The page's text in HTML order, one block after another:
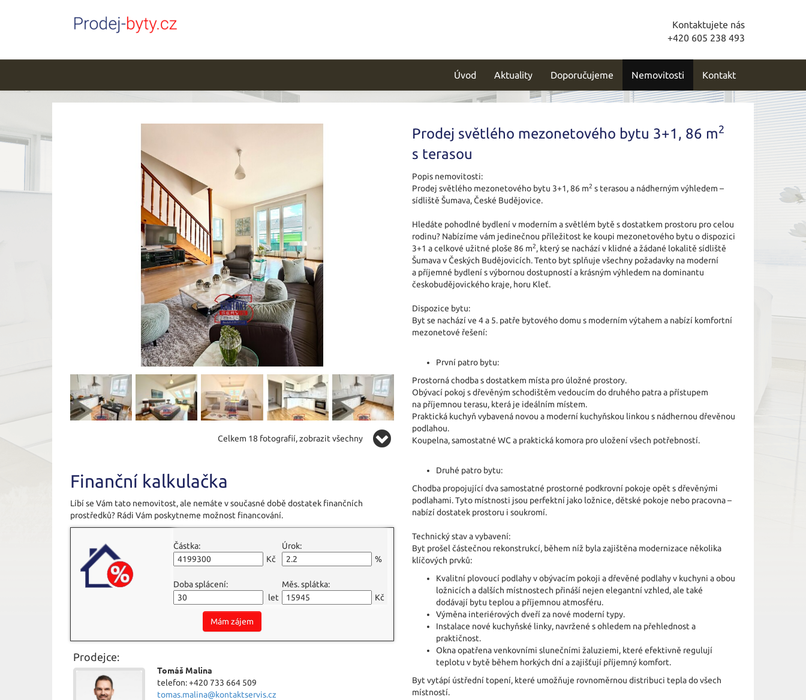
Kontaktujete nás
+420 605 238 493
Úvod Aktuality Doporučujeme Nemovitosti Kontakt
Celkem 18 fotografií, zobrazit všechny
Finanční kalkulačka
Líbí se Vám tato nemovitost, ale nemáte v současné době dostatek finančních
prostředků? Rádi Vám poskytneme možnost financování.
Částka:
Kč
Úrok:
%
Doba splácení:
let
Měs. splátka:
Kč
Mám zájem
Prodejce:
Tomáš Malina
telefon: +420 733 664 509
tomas.malina@kontaktservis.cz
Prodej světlého mezonetového bytu 3+1, 86 m2
s terasou
Popis nemovitosti:
Prodej světlého mezonetového bytu 3+1, 86 m2 s terasou a nádherným výhledem –
sídliště Šumava, České Budějovice.
Hledáte pohodlné bydlení v moderním a světlém bytě s dostatkem prostoru pro celou
rodinu? Nabízíme vám jedinečnou příležitost ke koupi mezonetového bytu o dispozici
3+1 a celkové užitné ploše 86 m2, který se nachází v klidné a žádané lokalitě sídliště
Šumava v Českých Budějovicích. Tento byt splňuje všechny požadavky na moderní
a příjemné bydlení s výbornou dostupností a krásným výhledem na dominantu
českobudějovického kraje, horu Kleť.
Dispozice bytu:
Byt se nachází ve 4 a 5. patře bytového domu s moderním výtahem a nabízí komfortní
mezonetové řešení:
První patro bytu:
Prostorná chodba s dostatkem místa pro úložné prostory.
Obývací pokoj s dřevěným schodištěm vedoucím do druhého patra a přístupem
na příjemnou terasu, která je ideálním místem.
Praktická kuchyň vybavená novou a moderní kuchyňskou linkou s nádhernou dřevěnou
podlahou.
Koupelna, samostatné WC a praktická komora pro uložení všech potřebností.
Druhé patro bytu:
Chodba propojující dva samostatné prostorné podkrovní pokoje opět s dřevěnými
podlahami. Tyto místnosti jsou perfektní jako ložnice, dětské pokoje nebo pracovna –
nabízí dostatek prostoru i soukromí.
Technický stav a vybavení:
Byt prošel částečnou rekonstrukcí, během níž byla zajištěna modernizace několika
klíčových prvků:
Kvalitní plovoucí podlahy v obývacím pokoji a dřevěné podlahy v kuchyni a obou
ložnicích a dalších místnostech přináší nejen elegantní vzhled, ale také
dodávají bytu teplou a příjemnou atmosféru.
Výměna interiérových dveří za nové moderní typy.
Instalace nové kuchyňské linky, navržené s ohledem na přehlednost a
praktičnost.
Okna opatřena venkovními slunečními žaluziemi, které efektivně regulují
teplotu v bytě během horkých dní a zajišťují příjemný komfort.
Byt vytápí ústřední topení, které umožňuje rovnoměrnou distribuci tepla do všech
místností.